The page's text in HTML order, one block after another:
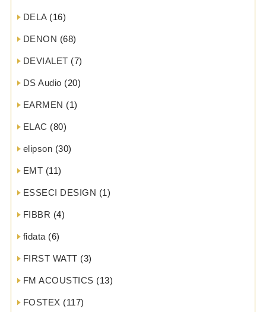
DELA(16)
DENON (68)
DEVIALET (7)
DS Audio (20)
EARMEN (1)
ELAC (80)
elipson (30)
EMT (11)
ESSECI DESIGN (1)
FIBBR (4)
fidata (6)
FIRST WATT (3)
FM ACOUSTICS (13)
FOSTEX (117)